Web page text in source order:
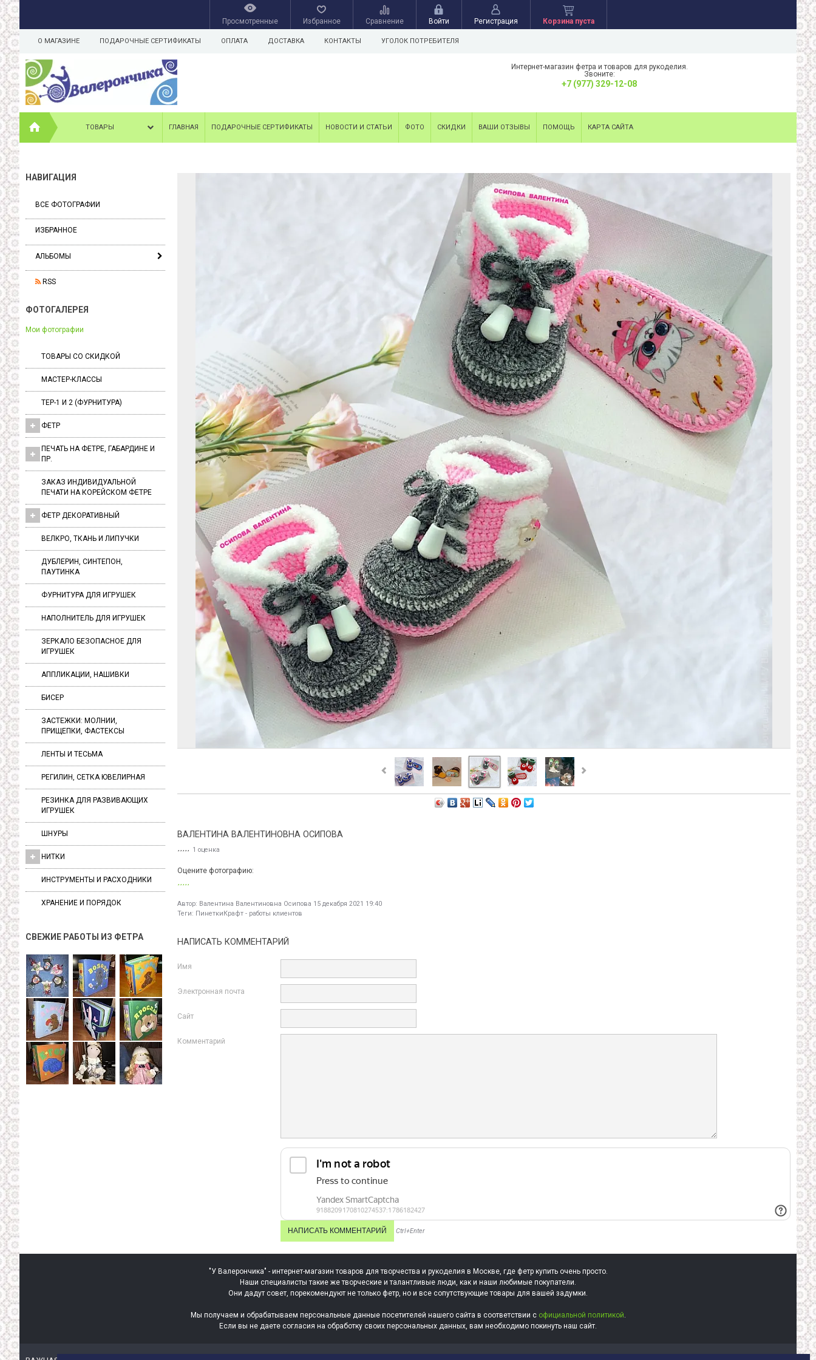
Просмотренные Избранное Сравнение Войти Регистрация Корзина пуста
О МАГАЗИНЕ ПОДАРОЧНЫЕ СЕРТИФИКАТЫ ОПЛАТА ДОСТАВКА КОНТАКТЫ УГОЛОК ПОТРЕБИТЕЛЯ
Интернет-магазин фетра и товаров для рукоделия.
Звоните:
+7 (977) 329-12-08
ТОВАРЫ ГЛАВНАЯ ПОДАРОЧНЫЕ СЕРТИФИКАТЫ НОВОСТИ И СТАТЬИ ФОТО СКИДКИ ВАШИ ОТЗЫВЫ ПОМОЩЬ КАРТА САЙТА
НАВИГАЦИЯ
ВСЕ ФОТОГРАФИИ
ИЗБРАННОЕ
АЛЬБОМЫ
RSS
ФОТОГАЛЕРЕЯ
Мои фотографии
ТОВАРЫ СО СКИДКОЙ
МАСТЕР-КЛАССЫ
ТЕР-1 И 2 (ФУРНИТУРА)
ФЕТР
ПЕЧАТЬ НА ФЕТРЕ, ГАБАРДИНЕ И
ПР.
ЗАКАЗ ИНДИВИДУАЛЬНОЙ
ПЕЧАТИ НА КОРЕЙСКОМ ФЕТРЕ
ФЕТР ДЕКОРАТИВНЫЙ
ВЕЛКРО, ТКАНЬ И ЛИПУЧКИ
ДУБЛЕРИН, СИНТЕПОН,
ПАУТИНКА
ФУРНИТУРА ДЛЯ ИГРУШЕК
НАПОЛНИТЕЛЬ ДЛЯ ИГРУШЕК
ЗЕРКАЛО БЕЗОПАСНОЕ ДЛЯ
ИГРУШЕК
АППЛИКАЦИИ, НАШИВКИ
БИСЕР
ЗАСТЕЖКИ: МОЛНИИ,
ПРИЩЕПКИ, ФАСТЕКСЫ
ЛЕНТЫ И ТЕСЬМА
РЕГИЛИН, СЕТКА ЮВЕЛИРНАЯ
РЕЗИНКА ДЛЯ РАЗВИВАЮЩИХ
ИГРУШЕК
ШНУРЫ
НИТКИ
ИНСТРУМЕНТЫ И РАСХОДНИКИ
ХРАНЕНИЕ И ПОРЯДОК
СВЕЖИЕ РАБОТЫ ИЗ ФЕТРА
ВАЛЕНТИНА ВАЛЕНТИНОВНА ОСИПОВА
1 оценка
Оцените фотографию:
Автор: Валентина Валентиновна Осипова 15 декабря 2021 19:40
Теги: ПинеткиКрафт - работы клиентов
НАПИСАТЬ КОММЕНТАРИЙ
Имя
Электронная почта
Сайт
Комментарий
Ctrl+Enter
"У Валерончика" - интернет-магазин товаров для творчества и рукоделия в Москве, где фетр купить очень просто.
Наши специалисты такие же творческие и талантливые люди, как и наши любимые покупатели.
Они дадут совет, порекомендуют не только фетр, но и все сопутствующие товары для вашей задумки.
Мы получаем и обрабатываем персональные данные посетителей нашего сайта в соответствии с официальной политикой.
Если вы не даете согласия на обработку своих персональных данных, вам необходимо покинуть наш сайт.